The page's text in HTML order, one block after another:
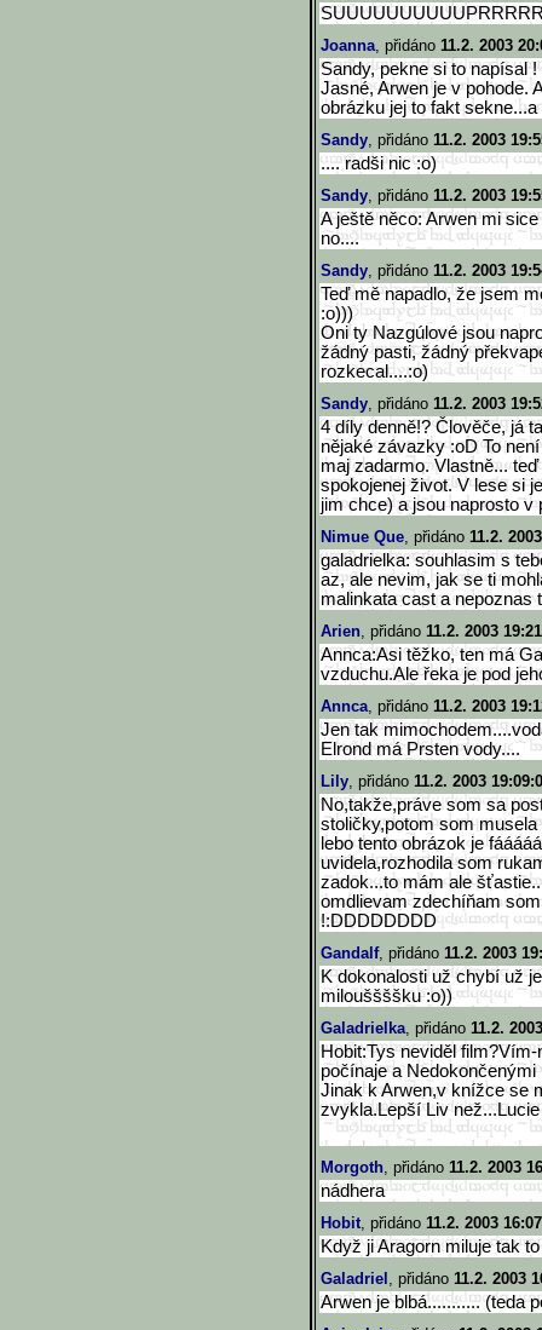
Joanna, přidáno 11.2. 2003
Sandy, pekne si to napísal !
Jasné, Arwen je v pohode.
obrázku jej to fakt
Sandy, přidáno 11.2. 2003
.... radši nic :o)
Sandy, přidáno 11.2. 2003
A ještě něco: Arwen mi
no....
Sandy, přidáno 11.2. 2003
Teď mě napadlo, že jsem
:o)))
Oni ty Nazgúlové jsou
žádný pasti, žádný
rozkecal....:o)
Sandy, přidáno 11.2. 2003
4 díly denně!? Člověče, já
nějaké závazky :oD To
maj zadarmo. Vlastně...
spokojenej život. V lese si
jim chce) a jsou naprosto v
Nimue Que, přidáno 11.2.
galadrielka: souhlasim s
az, ale nevim, jak se ti
malinkata cast a nepoznas
Arien, přidáno 11.2. 2003
Annca:Asi těžko, ten má
vzduchu.Ale řeka je pod
Annca, přidáno 11.2. 2003
Jen tak
Elrond má Prsten vody....
Lily, přidáno 11.2. 2003
No,takže,práve som sa
stoličky,potom som
lebo tento obrázok je
uvidela,rozhodila som
zadok...to mám ale
omdlievam zdechíňam
!:DDDDDDDD
Gandalf, přidáno 11.2. 2003
K dokonalosti už chybí už
milouššššku :o))
Galadrielka, přidáno 11.2.
Hobit:Tys neviděl
počínaje a
Jinak k Arwen,v knížce se
zvykla.Lepší Liv
Morgoth, přidáno 11.2. 2003
nádhera
Hobit, přidáno 11.2. 2003
Když ji Aragorn miluje tak
Galadriel , přidáno 11.2. 2003
Arwen je blbá........... (teda